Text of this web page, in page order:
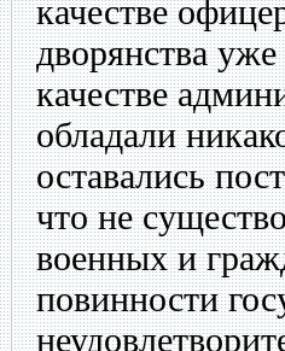
качестве
дворянства
качестве
обладали
оставались
что не
военных и
повинности